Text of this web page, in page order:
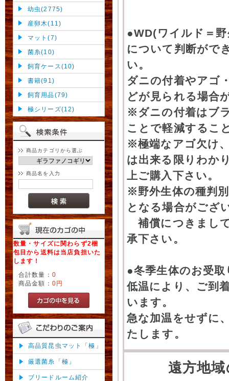
幼虫(2775)
産卵木(11)
マット(7)
菌糸(10)
飼育ケース(10)
書籍(91)
飼育用品(79)
極シリーズ(12)
商品カテゴリから選ぶ
商品名を入力
数量・サイズに関わらず2梱
包目から送料は当店負担いた
します！
合計数量： 0
商品金額： 0円
高品質昆虫マット「極」
厳選菌糸「極」
ブリードルーム紹介
●WD(ワイルド＝
について判断がで
い。
ダニの付着やアゴ
どが見られる場合
※ダニの付着はブ
ことで軽減するこ
※極端なアゴ欠け
は出来る限りわか
上ご購入下さい。
※野外生体の種判
となる場合がござ
補償につきまし
承下さい。
●冬季生体のお受
低温により、ご到
います。
急な加温をせずに
たします。
遠方地